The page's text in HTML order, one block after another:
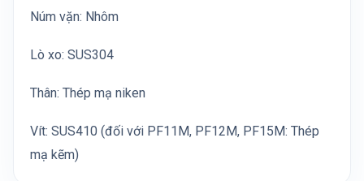
Núm vặn: Nhôm
Lò xo: SUS304
Thân: Thép mạ niken
Vít: SUS410 (đối với PF11M, PF12M, PF15M: Thép
mạ kẽm)